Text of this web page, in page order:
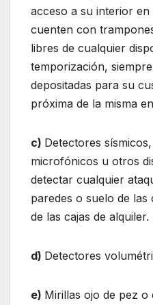
acceso a su interior en
cuenten con
libres de cualquier
temporización,
depositadas para su
próxima de la misma
c) Detectores
microfónicos u otros
detectar cualquier
paredes o suelo de las
de las cajas de alquiler.
d) Detectores
e) Mirillas ojo de pez o